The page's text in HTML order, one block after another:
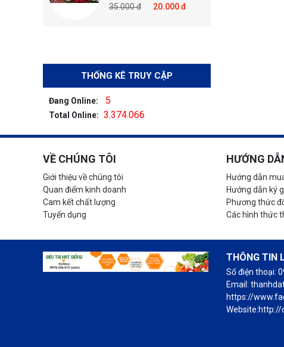
35.000 đ 20.000 đ
THỐNG KÊ TRUY CẬP
Đang Online: 5
Total Online: 3.374.066
VỀ CHÚNG TÔI
Giới thiệu về chúng tôi
Quan điểm kinh doanh
Cam kết chất lượng
Tuyển dụng
HƯỚNG
Hướng dẫn
Hướng dẫn ký
Phương thức
Các hình thức
THÔNG TIN
Số điện thoại:
Email:
https://